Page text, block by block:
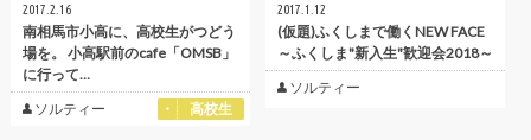
2017.2.16
南相馬市小高に、高校生がつどう
場を。 小高駅前のcafe「OMSB」
に行って…
ソルティー
高校生
2017.1.12
(仮題)ふくしまで働くNEW FACE
～ふくしま"新入生"歓迎会2018～
ソルティー